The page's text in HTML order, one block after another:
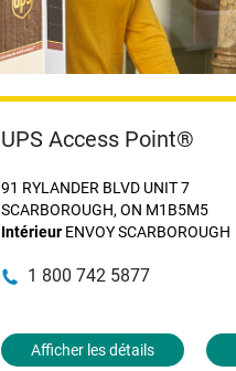
UPS Access Point®
91 RYLANDER BLVD UNIT 7
SCARBOROUGH, ON M1B5M5
IntérieurENVOY SCARBOROUGH
1 800 742 5877
Afficher les détails